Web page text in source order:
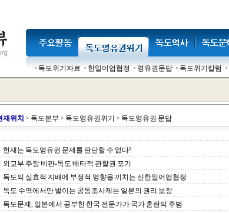
독도위기자료 한일어업협정 영유권문답 독도위기칼럼
재위치 > 독도본부 > 독도영유권위기 > 독도영유권 문답
헌재는 독도영유권 문제를 판단할 수 없다!
외교부 주장 비판-독도 배타적 관할권 포기
독도의 실효적 지배에 부정적 영향을 끼치는 신한일어업협정
독도 수역에서만 벌이는 공동조사제는 일본의 권리 보장
독도문제, 일본에서 공부한 한국 전문가가 국가 혼란의 주범